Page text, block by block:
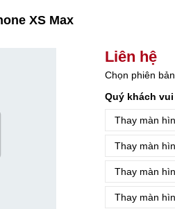
XS Max
Liên hệ
Chọn phiên
Quý khách
Thay màn
Thay màn
Thay màn
Thay màn